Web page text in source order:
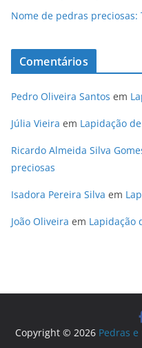
Nome de pedras preciosas:
Comentários
Pedro Oliveira Santos em
Júlia Vieira em Lapidação
Ricardo Almeida Silva
preciosas
Isadora Pereira Silva em
João Oliveira em Lapidação
Copyright © 2026 Pedras